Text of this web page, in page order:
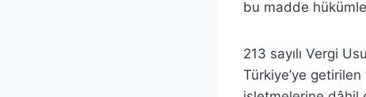
bu madde
213 sayılı Vergi
Türkiye’ye getirilen